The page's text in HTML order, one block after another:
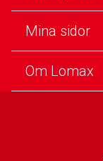
Mina sidor
Om Lomax